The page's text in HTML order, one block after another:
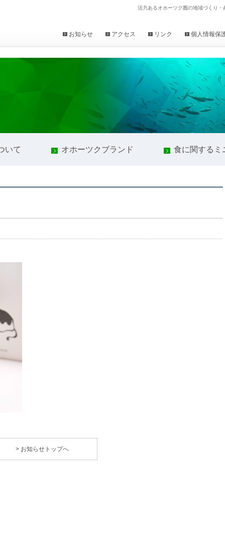
活力あるオホーツク圏の地域づくり
お知らせ アクセス リンク 個人情報保
いて オホーツクブランド 食に関するミ
> お知らせトップへ